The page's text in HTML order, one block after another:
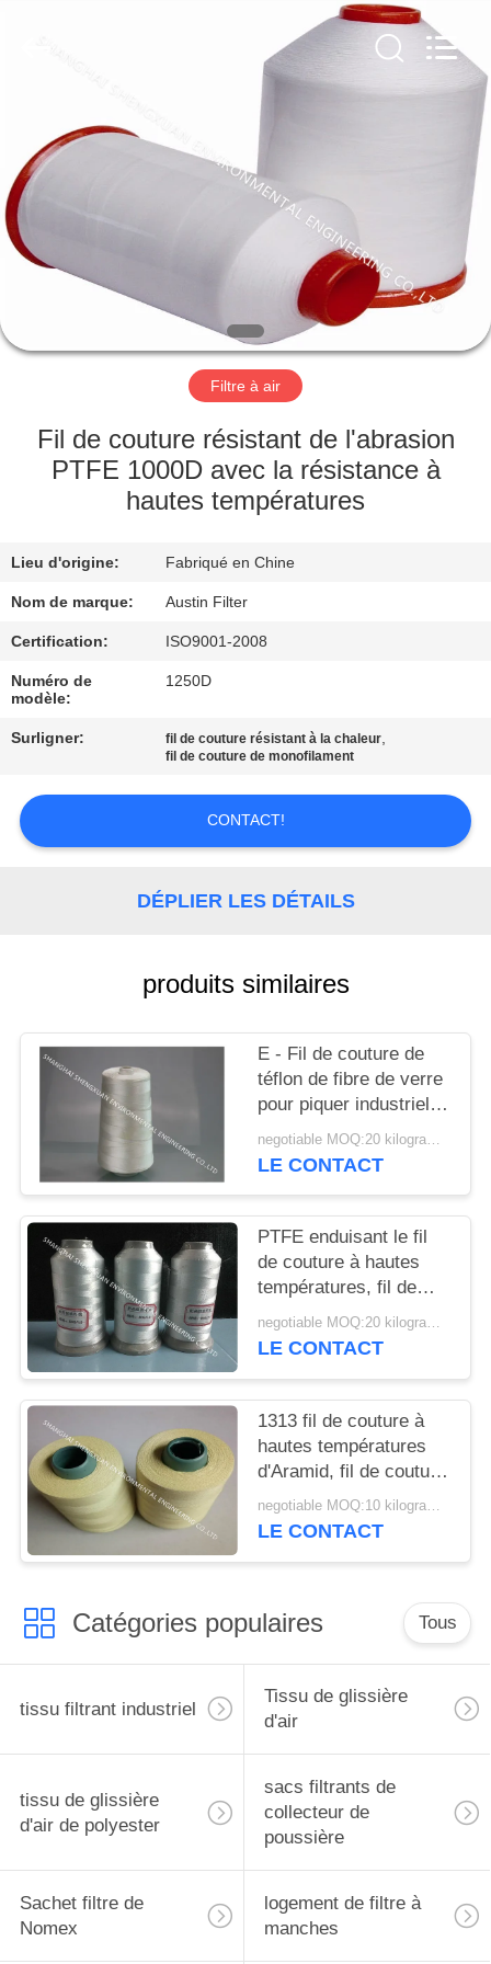
MAISON
PRODUITS
AU
SUJET
DE
NOUS
VISITE
D'USINE
DE
QUALITÉ
CONTACTEZ-
NOUS
UNE
CITATION
PRIVACY
POLICY
Filtre à air
Fil de couture résistant de l'abrasion
PTFE 1000D avec la résistance à
hautes températures
Lieu d'origine: Fabriqué en Chine
Nom de marque: Austin Filter
Certification: ISO9001-2008
Numéro de
modèle:
1250D
Surligner: fil de couture résistant à la chaleur,
fil de couture de monofilament
CONTACT!
DÉPLIER LES DÉTAILS
produits similaires
E - Fil de couture de
téflon de fibre de verre
pour piquer industriel à
hautes températures
de sac de poussière
negotiable MOQ:20 kilogrammes
LE CONTACT
PTFE enduisant le fil
de couture à hautes
températures, fil de
couture lisse de fibre
de verre
negotiable MOQ:20 kilogrammes
LE CONTACT
1313 fil de couture à
hautes températures
d'Aramid, fil de couture
blanc de bas
rétrécissement
negotiable MOQ:10 kilogrammes
LE CONTACT
Catégories populaires Tous
tissu filtrant industriel
Tissu de glissière
d'air
tissu de glissière
d'air de polyester
sacs filtrants de
collecteur de
poussière
Sachet filtre de
Nomex
logement de filtre à
manches